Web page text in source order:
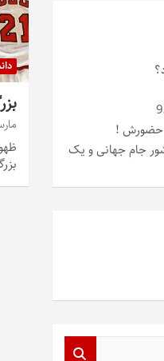
مارس
حضورش !
جام جهانی و یک